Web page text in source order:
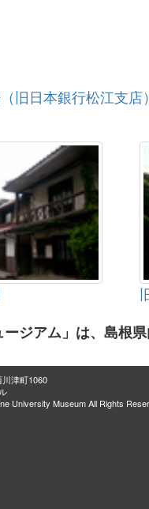
旧日本銀行松江支店
ージアム」は、島根
津町1060
University Museum All Rights